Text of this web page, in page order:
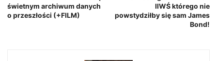
świetnym archiwum danych
o przeszłości (+FILM)
IIWŚ którego nie
powstydziłby się sam James
Bond!